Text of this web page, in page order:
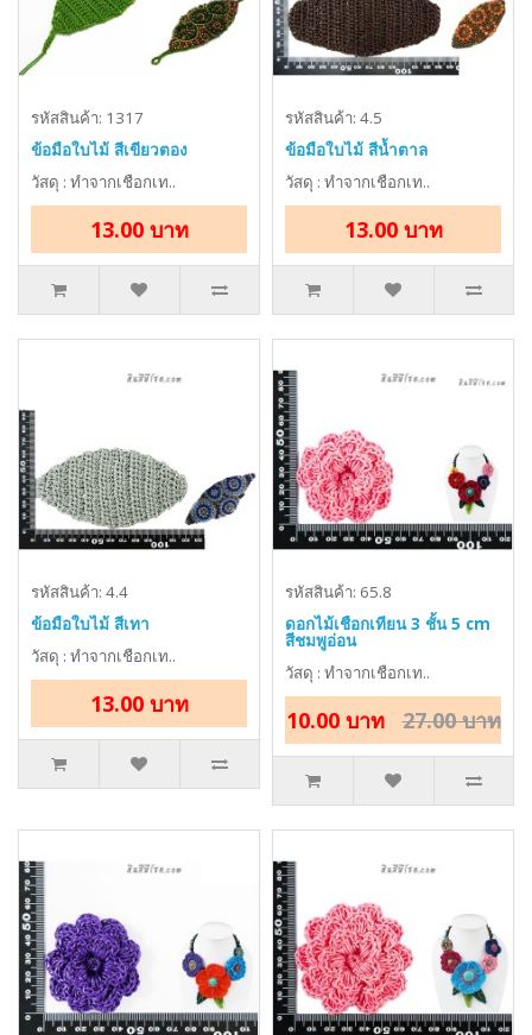
รหัสสินค้า: 1317
ข้อมือใบไม้ สีเขียวตอง
วัสดุ : ทำจากเชือกเท..
13.00 บาท
รหัสสินค้า: 4.5
ข้อมือใบไม้ สีน้ำตาล
วัสดุ : ทำจากเชือกเท..
13.00 บาท
รหัสสินค้า: 4.4
ข้อมือใบไม้ สีเทา
วัสดุ : ทำจากเชือกเท..
13.00 บาท
รหัสสินค้า: 65.8
ดอกไม้เชือกเทียน 3 ชั้น 5 cm
สีชมพูอ่อน
วัสดุ : ทำจากเชือกเท..
10.00 บาท 27.00 บาท